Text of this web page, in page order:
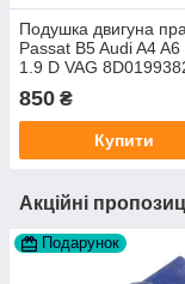
Подушка двигуна
Passat B5 Audi A4 A6
1.9 D VAG
850 ₴
Купити
Акційні
Подарунок